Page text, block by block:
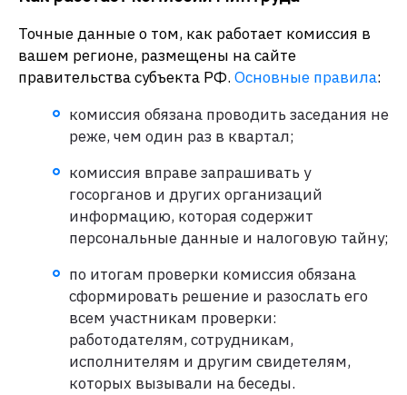
Точные данные о том, как работает комиссия в
вашем регионе, размещены на сайте
правительства субъекта РФ. Основные правила:
комиссия обязана проводить заседания не
реже, чем один раз в квартал;
комиссия вправе запрашивать у
госорганов и других организаций
информацию, которая содержит
персональные данные и налоговую тайну;
по итогам проверки комиссия обязана
сформировать решение и разослать его
всем участникам проверки:
работодателям, сотрудникам,
исполнителям и другим свидетелям,
которых вызывали на беседы.